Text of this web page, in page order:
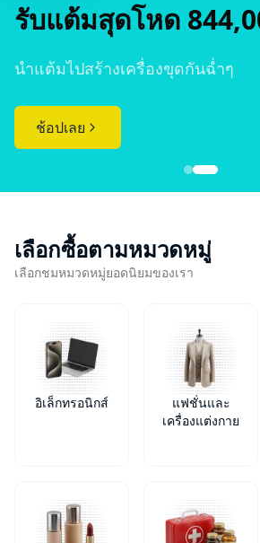
รับแต้มสุดโหด
ดีลนี้ถึงเดือนตุลาคม
ช้อปเลย
รับแต้มสุดโหด
นำแต้มไปสร้างเครื่องขุดกันฉ่ำๆ
ช้อปเลย
เลือกซื้อตามหมวดหมู่
เลือกชมหมวดหมู่ยอดนิยมของเรา
อิเล็กทรอนิกส์
แฟชั่นและ
เครื่องแต่งกาย